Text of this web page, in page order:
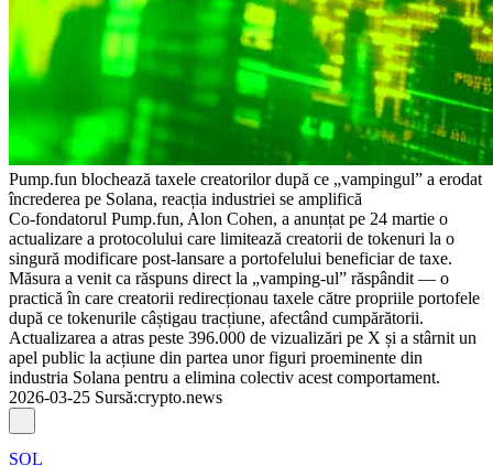
Pump.fun blochează taxele creatorilor după ce „vampingul” a erodat
încrederea pe Solana, reacția industriei se amplifică
Co-fondatorul Pump.fun, Alon Cohen, a anunțat pe 24 martie o
actualizare a protocolului care limitează creatorii de tokenuri la o
singură modificare post-lansare a portofelului beneficiar de taxe.
Măsura a venit ca răspuns direct la „vamping-ul” răspândit — o
practică în care creatorii redirecționau taxele către propriile portofele
după ce tokenurile câștigau tracțiune, afectând cumpărătorii.
Actualizarea a atras peste 396.000 de vizualizări pe X și a stârnit un
apel public la acțiune din partea unor figuri proeminente din
industria Solana pentru a elimina colectiv acest comportament.
2026-03-25 Sursă:crypto.news
SOL